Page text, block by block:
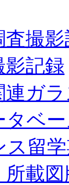
査撮
影記録
連ガ
タベ
ス留
所載